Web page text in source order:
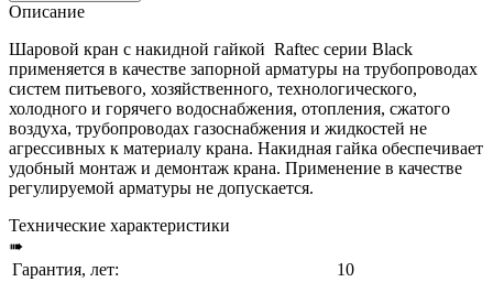
Описание
Шаровой кран с накидной гайкой Raftec серии Black
применяется в качестве запорной арматуры на трубопроводах
систем питьевого, хозяйственного, технологического,
холодного и горячего водоснабжения, отопления, сжатого
воздуха, трубопроводах газоснабжения и жидкостей не
агрессивных к материалу крана. Накидная гайка обеспечивает
удобный монтаж и демонтаж крана. Применение в качестве
регулируемой арматуры не допускается.
Технические характеристики
➠
Гарантия, лет:
10